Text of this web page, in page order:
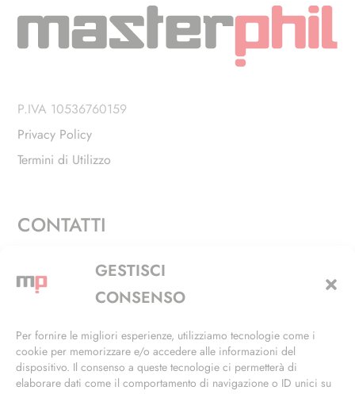
GESTISCI
CONSENSO
Per fornire le migliori esperienze, utilizziamo tecnologie come i
cookie per memorizzare e/o accedere alle informazioni del
dispositivo. Il consenso a queste tecnologie ci permetterà di
elaborare dati come il comportamento di navigazione o ID unici su
P.IVA 10536760159
Privacy Policy
Termini di Utilizzo
CONTATTI
Via Alfieri, 27 - Trezzano Sul Naviglio (MI)
+39 02 4846 3155
info@masterphil.it